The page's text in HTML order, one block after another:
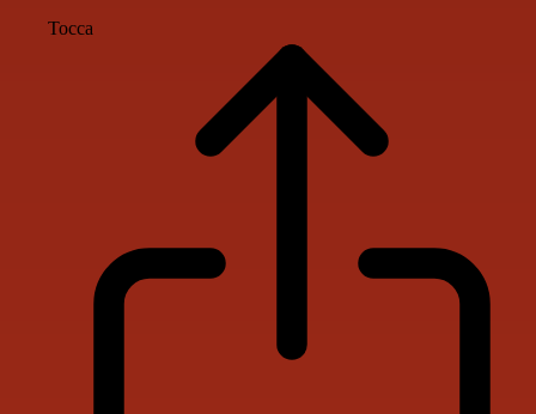
Tocca